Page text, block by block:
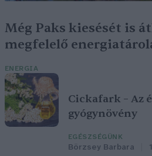
Még Paks kiesését is
megfelelő
ENERGIA
Cickafark – Az
gyógynövény
EGÉSZSÉGÜNK
Börzsey Barbara